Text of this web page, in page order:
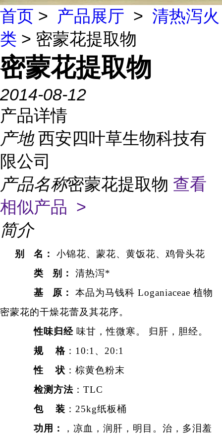
首页 > 产品展厅 > 清热泻火
类 > 密蒙花提取物
密蒙花提取物
2014-08-12
产品详情
产地 西安四叶草生物科技有
限公司
产品名称密蒙花提取物 查看
相似产品 >
简介
别 名： 小锦花、蒙花、黄饭花、鸡骨头花
类 别： 清热泻*
基 原： 本品为马钱科 Loganiaceae 植物
密蒙花的干燥花蕾及其花序。
性味归经 味甘，性微寒。 归肝，胆经。
规
格： 10:1、20:1
性 状 ：棕黄色粉末
检测方法：TLC
包 装 ：25kg纸板桶
功用：
，凉血，润肝，明目。治，多泪羞